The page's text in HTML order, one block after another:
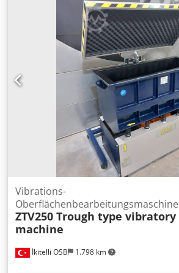
İkitelli OSB 1.798 km
Vibrations-
Oberflächenbearbeitungsmaschine
ZTV250 Trough type vibratory
machine